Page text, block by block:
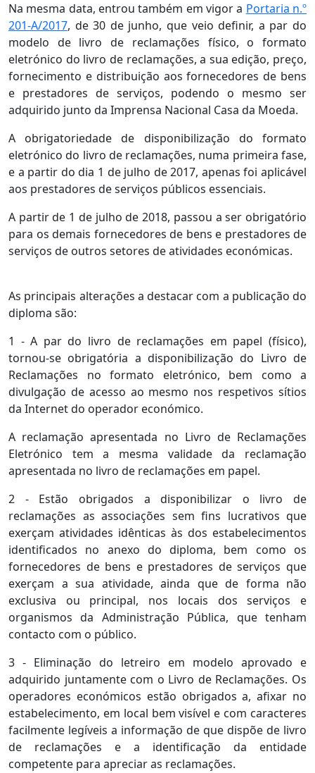
Na mesma data, entrou também em vigor a Portaria n.º
201-A/2017, de 30 de junho, que veio definir, a par do
modelo de livro de reclamações físico, o formato
eletrónico do livro de reclamações, a sua edição, preço,
fornecimento e distribuição aos fornecedores de bens
e prestadores de serviços, podendo o mesmo ser
adquirido junto da Imprensa Nacional Casa da Moeda.
A obrigatoriedade de disponibilização do formato
eletrónico do livro de reclamações, numa primeira fase,
e a partir do dia 1 de julho de 2017, apenas foi aplicável
aos prestadores de serviços públicos essenciais.
A partir de 1 de julho de 2018, passou a ser obrigatório
para os demais fornecedores de bens e prestadores de
serviços de outros setores de atividades económicas.
As principais alterações a destacar com a publicação do
diploma são:
1 - A par do livro de reclamações em papel (físico),
tornou-se obrigatória a disponibilização do Livro de
Reclamações no formato eletrónico, bem como a
divulgação de acesso ao mesmo nos respetivos sítios
da Internet do operador económico.
A reclamação apresentada no Livro de Reclamações
Eletrónico tem a mesma validade da reclamação
apresentada no livro de reclamações em papel.
2 - Estão obrigados a disponibilizar o livro de
reclamações as associações sem fins lucrativos que
exerçam atividades idênticas às dos estabelecimentos
identificados no anexo do diploma, bem como os
fornecedores de bens e prestadores de serviços que
exerçam a sua atividade, ainda que de forma não
exclusiva ou principal, nos locais dos serviços e
organismos da Administração Pública, que tenham
contacto com o público.
3 - Eliminação do letreiro em modelo aprovado e
adquirido juntamente com o Livro de Reclamações. Os
operadores económicos estão obrigados a, afixar no
estabelecimento, em local bem visível e com caracteres
facilmente legíveis a informação de que dispõe de livro
de reclamações e a identificação da entidade
competente para apreciar as reclamações.